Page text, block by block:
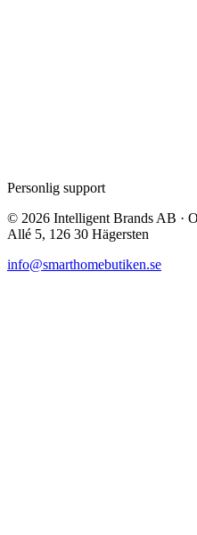
Personlig support
© 2026 Intelligent Brands AB ·
Allé 5, 126 30 Hägersten
info@smarthomebutiken.se